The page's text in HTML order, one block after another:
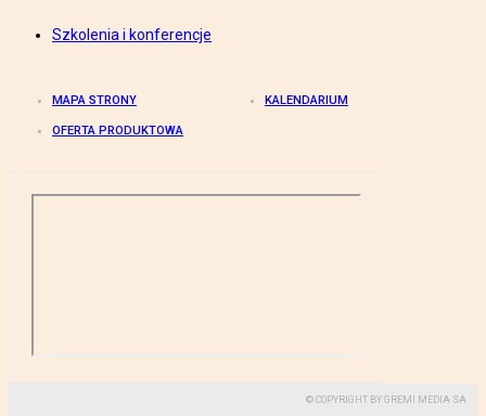
Szkolenia i konferencje
MAPA STRONY KALENDARIUM
OFERTA PRODUKTOWA
© COPYRIGHT BY GREMI MEDIA SA